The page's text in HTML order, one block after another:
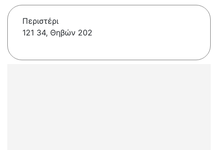
Περιστέρι
121 34, Θηβών 202